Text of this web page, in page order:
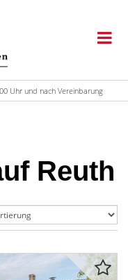
Uhr und nach Vereinbarung
Reuth